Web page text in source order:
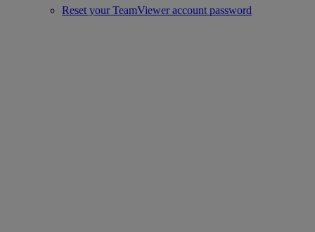
Reset your TeamViewer account password